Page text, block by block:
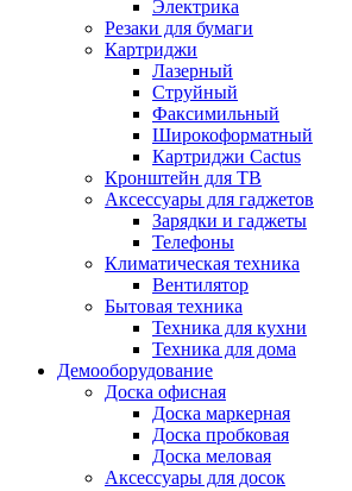
Электрика
Резаки для бумаги
Картриджи
Лазерный
Струйный
Факсимильный
Широкоформатный
Картриджи Cactus
Кронштейн для ТВ
Аксессуары для гаджетов
Зарядки и гаджеты
Телефоны
Климатическая техника
Вентилятор
Бытовая техника
Техника для кухни
Техника для дома
Демооборудование
Доска офисная
Доска маркерная
Доска пробковая
Доска меловая
Аксессуары для досок